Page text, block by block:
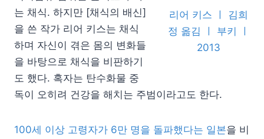
리어 키스 ㅣ 김희
정 옮김 ㅣ 부키 ㅣ
2013
는 채식. 하지만 [채식의 배신]
을 쓴 작가 리어 키스는 채식
하며 자신이 겪은 몸의 변화들
을 바탕으로 채식을 비판하기
도 했다. 혹자는 탄수화물 중
독이 오히려 건강을 해치는 주범이라고도 한다.
100세 이상 고령자가 6만 명을 돌파했다는 일본을 비